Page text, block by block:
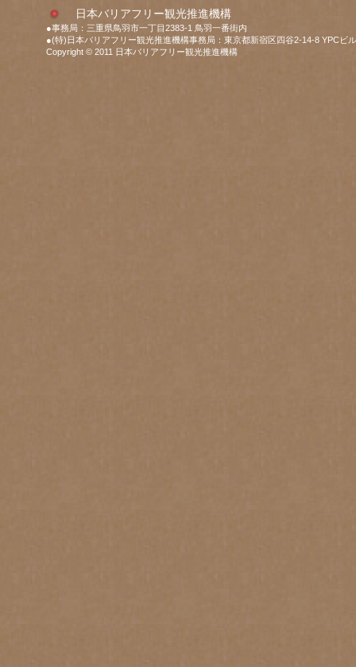
日本バリアフリー観光推進機構
●事務局：三重県鳥羽市一丁目2383-1 鳥羽一番街内
●(特)日本バリアフリー観光推進機構事務局：東京都新宿区四谷2-14-8 YPCビ
Copyright © 2011 日本バリアフリー観光推進機構